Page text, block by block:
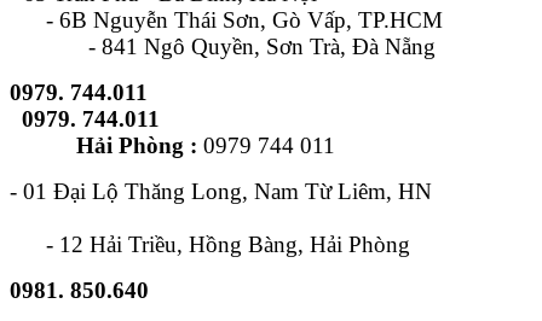
- 6B Nguyễn Thái Sơn, Gò Vấp, TP.HCM
- 841 Ngô Quyền, Sơn Trà, Đà Nẵng
0979. 744.011
0979. 744.011
Hải Phòng : 0979 744 011
- 01 Đại Lộ Thăng Long, Nam Từ Liêm, HN
- 12 Hải Triều, Hồng Bàng, Hải Phòng
0981. 850.640